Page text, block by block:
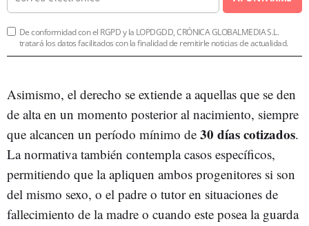
De conformidad con el RGPD y la LOPDGDD, CRÓNICA GLOBALMEDIA S.L.
tratará los datos facilitados con la finalidad de remitirle noticias de actualidad.
Asimismo, el derecho se extiende a aquellas que se den
de alta en un momento posterior al nacimiento, siempre
que alcancen un período mínimo de 30 días cotizados.
La normativa también contempla casos específicos,
permitiendo que la apliquen ambos progenitores si son
del mismo sexo, o el padre o tutor en situaciones de
fallecimiento de la madre o cuando este posea la guarda